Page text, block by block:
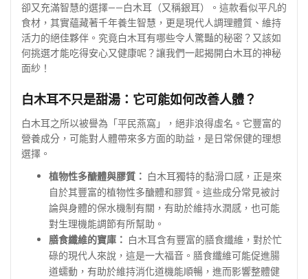
卻又充滿智慧的選擇——白木耳（又稱銀耳）。這款看似平凡的
食材，其實蘊藏著千年養生智慧，更是現代人調理體質、維持
活力的絕佳夥伴。究竟白木耳有哪些令人驚豔的秘密？又該如
何挑選才能吃得安心又健康呢？讓我們一起揭開白木耳的神秘
面紗！
白木耳不只是甜湯：它可能如何改善人體？
白木耳之所以被譽為「平民燕窩」，絕非浪得虛名。它豐富的
營養成分，可能對人體帶來多方面的助益，是日常保健的理想
選擇。
植物性多醣體與膠質： 白木耳獨特的黏滑口感，正是來
自於其豐富的植物性多醣體和膠質。這些成分常見被討
論與身體的保水機制有關，有助於維持水潤感，也可能
對生理機能調節有所幫助。
膳食纖維的寶庫： 白木耳含有豐富的膳食纖維，對於忙
碌的現代人來說，這是一大福音。膳食纖維可能促進腸
道蠕動，有助於維持消化道機能順暢，進而影響整體健